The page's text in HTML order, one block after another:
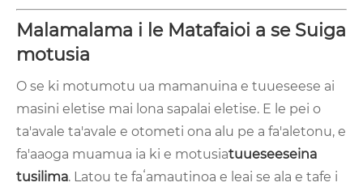
Malamalama i le Matafaioi a se Suiga
motusia
O se ki motumotu ua mamanuina e tuueseese ai
masini eletise mai lona sapalai eletise. E le pei o
ta'avale ta'avale e otometi ona alu pe a fa'aletonu, e
fa'aaoga muamua ia ki e motusiatuueseeseina
tusilima. Latou te faʻamautinoa e leai se ala e tafe i